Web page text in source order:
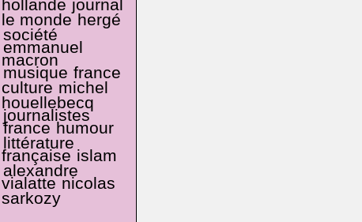
hollande journal
le monde hergé
société
emmanuel
macron
musique france
culture michel
houellebecq
journalistes
france humour
littérature
française islam
alexandre
vialatte nicolas
sarkozy